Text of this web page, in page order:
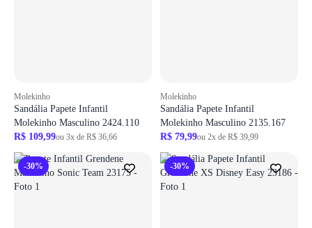
Molekinho
Sandália Papete Infantil
Molekinho Masculino 2424.110
R$ 109,99ou 3x de R$ 36,66
Molekinho
Sandália Papete Infantil
Molekinho Masculino 2135.167
R$ 79,99ou 2x de R$ 39,99
-30% -30%